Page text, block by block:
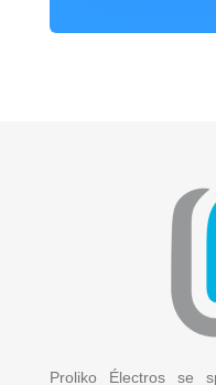
Proliko Électros se